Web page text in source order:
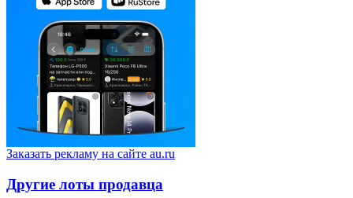
Заказать рекламу на сайте au.ru
Другие лоты продавца